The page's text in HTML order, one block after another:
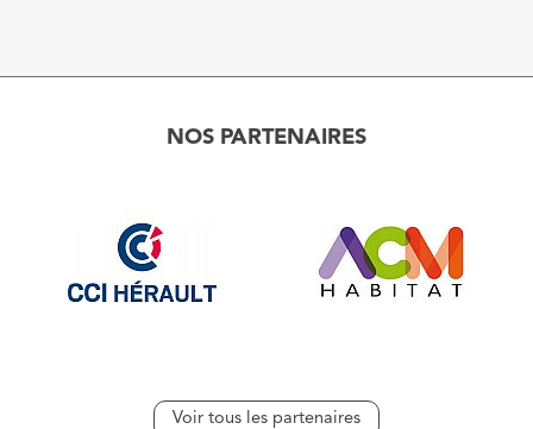
NOS PARTENAIRES
Voir tous les partenaires